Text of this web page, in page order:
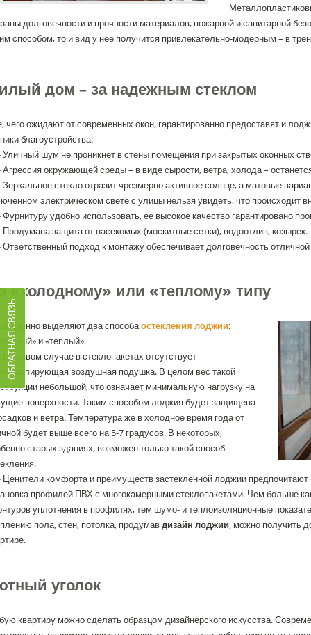
долговечности и прочности материалов, пожарной и санитарной
способом, то и вид у нее получится привлекательно-модерным – в
дом – за надежным стеклом
чего ожидают от современных окон, гарантированно предоставят и
благоустройства:
шум не проникнет в стены помещения при закрытых оконных
окружающей среды – в виде сырости, ветра, холода –
стекло отразит чрезмерно активное солнце, а матовые
электрическом свете с улицы нельзя увидеть, что происходит
удобно использовать, ее высокое качество гарантировано
защита от насекомых (москитные сетки), водоотлив, козырек.
подход к монтажу обеспечивает долговечность
«холодному» или «теплому» типу
выделяют два способаостекления лоджии:
и «теплый».
первом случае в стеклопакетах отсутствует
воздушная подушка. В целом вес такой
небольшой, что означает минимальную нагрузку на
поверхности. Таким способом лоджия будет защищена
и ветра. Температура же в холодное время года от
будет выше всего на 5-7 градусов. В некоторых,
старых зданиях, возможен только такой способ
комфорта и преимуществ застекленной лоджии предпочитают
профилей ПВХ с многокамерными стеклопакетами. Чем больше
уплотнения в профилях, тем шумо- и теплоизоляционные
пола, стен, потолка, продумавдизайн лоджии, можно получить
уголок
квартиру можно сделать образцом дизайнерского искусства.
ОБРАТНАЯ СВЯЗЬ